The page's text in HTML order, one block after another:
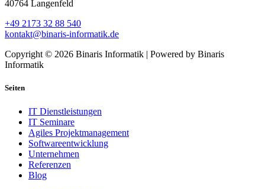
40764 Langenfeld
+49 2173 32 88 540
kontakt@binaris-informatik.de
Copyright © 2026 Binaris Informatik | Powered by Binaris
Informatik
Seiten
IT Dienstleistungen
IT Seminare
Agiles Projektmanagement
Softwareentwicklung
Unternehmen
Referenzen
Blog